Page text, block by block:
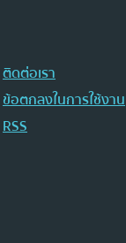
ติดต่อเรา
ข้อตกลงในการใช้งาน
RSS